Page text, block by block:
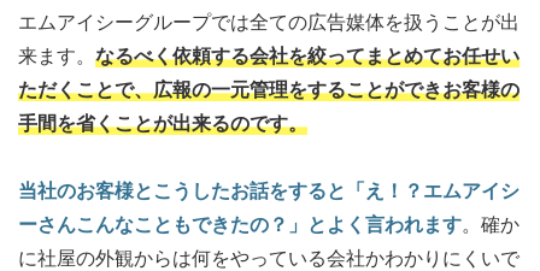
エムアイシーグループでは全ての広告媒体を扱うことが出
来ます。 なるべく依頼する会社を絞ってまとめてお任せい
ただくことで、広報の一元管理をすることができお客様の
手間を省くことが出来るのです。
当社のお客様とこうしたお話をすると「え！？エムアイシ
ーさんこんなこともできたの？」とよく言われます。確か
に社屋の外観からは何をやっている会社かわかりにくいで